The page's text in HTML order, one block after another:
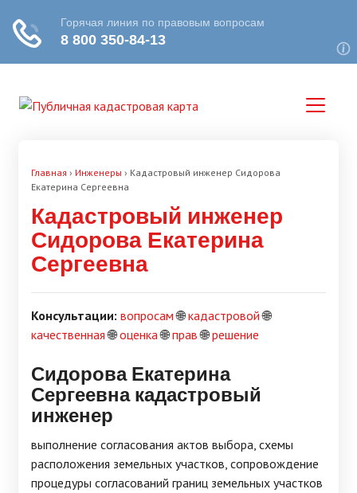
Главная › Инженеры › Кадастровый инженер Сидорова
Екатерина Сергеевна
Кадастровый инженер
Сидорова Екатерина
Сергеевна
Консультации: вопросам🌐кадастровой🌐
качественная🌐оценка🌐прав🌐решение
Сидорова Екатерина
Сергеевна кадастровый
инженер
выполнение согласования актов выбора, схемы
расположения земельных участков, сопровождение
процедуры согласований границ земельных участков